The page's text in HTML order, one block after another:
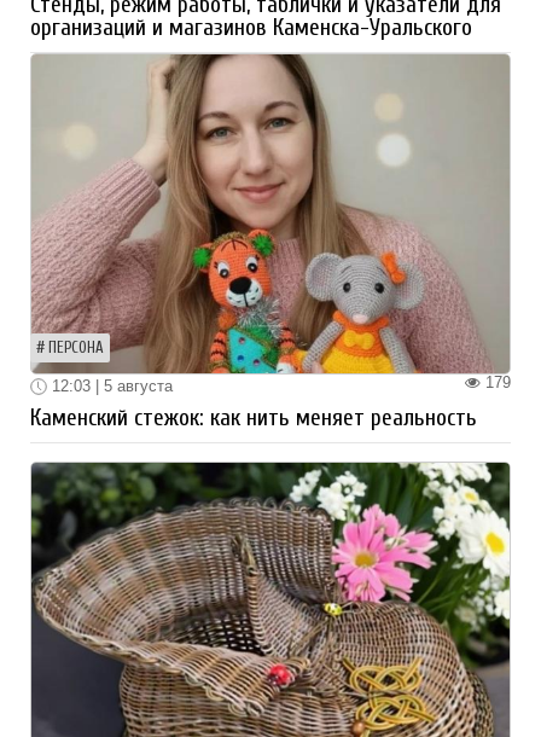
организаций и магазинов Каменска-Уральского
ПЕРСОНА
179
12:03 | 5 августа
Каменский стежок: как нить меняет реальность